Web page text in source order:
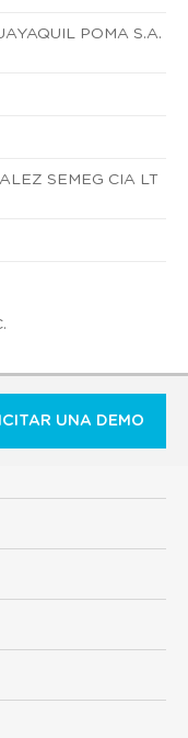
POMA S.A.
SEMEG CIA LT
UNA DEMO